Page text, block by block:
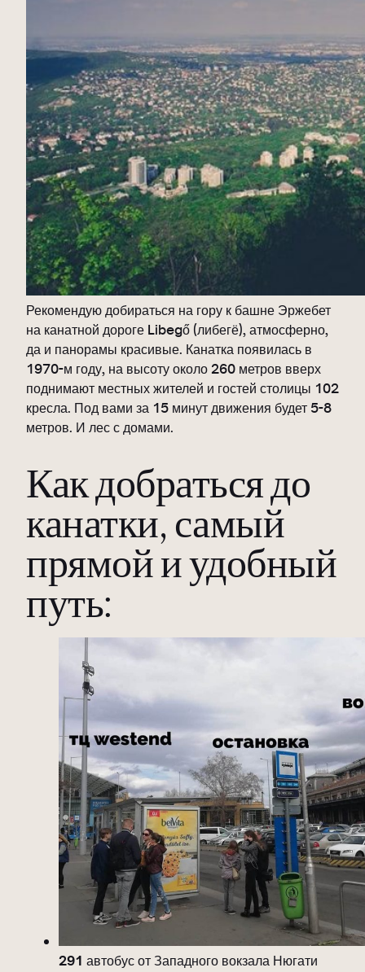
Рекомендую добираться на гору к башне Эржебет
на канатной дороге Libegő (либегё), атмосферно,
да и панорамы красивые. Канатка появилась в
1970-м году, на высоту около 260 метров вверх
поднимают местных жителей и гостей столицы 102
кресла. Под вами за 15 минут движения будет 5-8
метров. И лес с домами.
Как добраться до
канатки, самый
прямой и удобный
путь:
291 автобус от Западного вокзала Нюгати